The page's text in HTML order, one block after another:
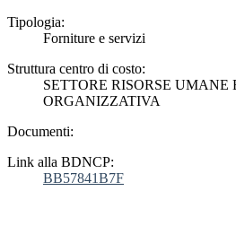
Tipologia:
Forniture e servizi
Struttura centro di costo:
SETTORE RISORSE
ORGANIZZATIVA
Documenti:
Link alla BDNCP:
BB57841B7F